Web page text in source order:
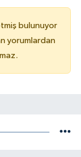
bulunuyor
yorumlardan